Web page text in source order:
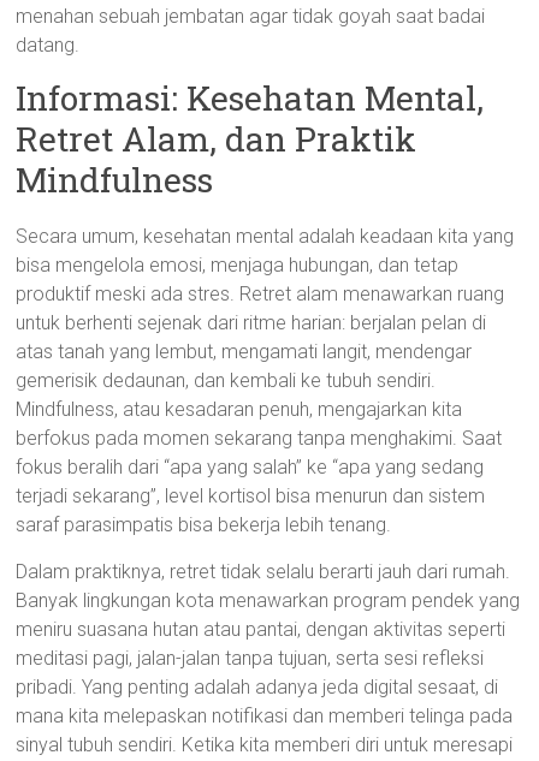
menahan sebuah jembatan agar tidak goyah saat badai
datang.
Informasi: Kesehatan Mental,
Retret Alam, dan Praktik
Mindfulness
Secara umum, kesehatan mental adalah keadaan kita yang
bisa mengelola emosi, menjaga hubungan, dan tetap
produktif meski ada stres. Retret alam menawarkan ruang
untuk berhenti sejenak dari ritme harian: berjalan pelan di
atas tanah yang lembut, mengamati langit, mendengar
gemerisik dedaunan, dan kembali ke tubuh sendiri.
Mindfulness, atau kesadaran penuh, mengajarkan kita
berfokus pada momen sekarang tanpa menghakimi. Saat
fokus beralih dari “apa yang salah” ke “apa yang sedang
terjadi sekarang”, level kortisol bisa menurun dan sistem
saraf parasimpatis bisa bekerja lebih tenang.
Dalam praktiknya, retret tidak selalu berarti jauh dari rumah.
Banyak lingkungan kota menawarkan program pendek yang
meniru suasana hutan atau pantai, dengan aktivitas seperti
meditasi pagi, jalan-jalan tanpa tujuan, serta sesi refleksi
pribadi. Yang penting adalah adanya jeda digital sesaat, di
mana kita melepaskan notifikasi dan memberi telinga pada
sinyal tubuh sendiri. Ketika kita memberi diri untuk meresapi